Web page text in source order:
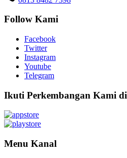
Follow Kami
Facebook
Twitter
Instagram
Youtube
Telegram
Ikuti Perkembangan Kami di
Menu Kanal